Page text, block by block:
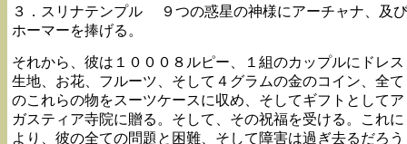
３．スリナテンプル ９つの惑星の神様にアーチャナ、及び
ホーマーを捧げる。
それから、彼は１０００８ルピー、１組のカップルにドレス
生地、お花、フルーツ、そして４グラムの金のコイン、全て
のこれらの物をスーツケースに収め、そしてギフトとしてア
ガスティア寺院に贈る。そして、その祝福を受ける。これに
より、彼の全ての問題と困難、そして障害は過ぎ去るだろう